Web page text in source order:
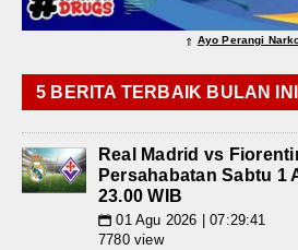
⇑ Ayo Perangi
5 BERITA TERBAIK BULAN INI
Real Madrid vs
Persahabatan Sabtu 1
23.00 WIB
📅 01 Agu 2026 | 07:29:41
7780 view